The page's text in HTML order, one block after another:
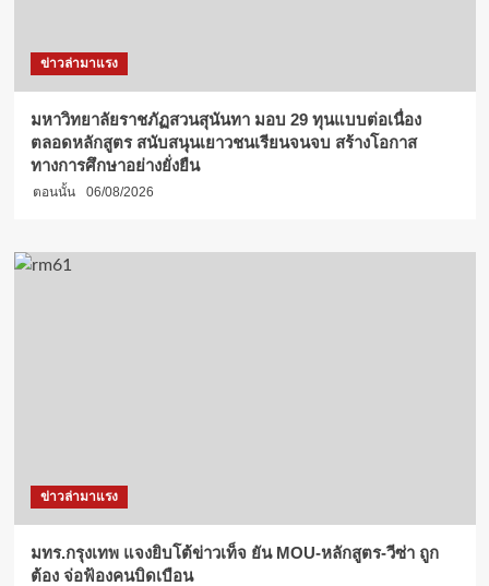
ข่าวล่ามาแรง
มหาวิทยาลัยราชภัฏสวนสุนันทา มอบ 29 ทุนแบบต่อเนื่อง
ตลอดหลักสูตร สนับสนุนเยาวชนเรียนจนจบ สร้างโอกาส
ทางการศึกษาอย่างยั่งยืน
ตอนนั้น 06/08/2026
ข่าวล่ามาแรง
มทร.กรุงเทพ แจงยิบโต้ข่าวเท็จ ยัน MOU-หลักสูตร-วีซ่า ถูก
ต้อง จ่อฟ้องคนบิดเบือน